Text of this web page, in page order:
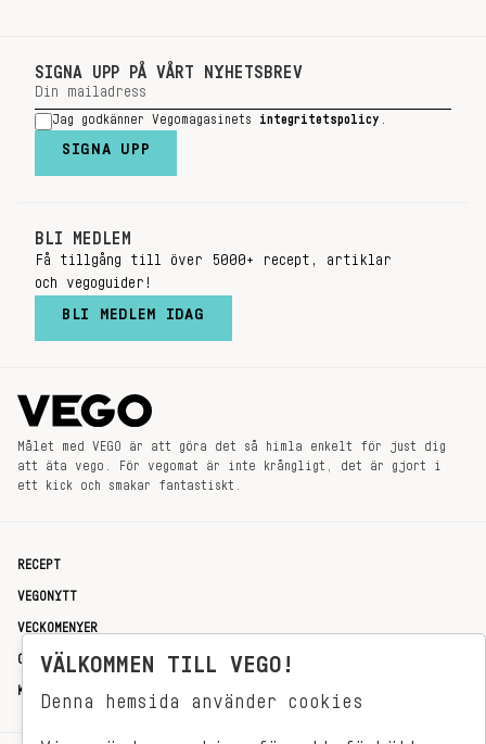
SIGNA UPP PÅ VÅRT NYHETSBREV
Jag godkänner Vegomagasinets integritetspolicy
SIGNA UPP
BLI MEDLEM
Få tillgång till över 5000+ recept, artiklar
och vegoguider!
BLI MEDLEM IDAG
Målet med VEGO är att göra det så himla enkelt för just dig
att äta vego. För vegomat är inte krångligt, det är gjort i
ett kick och smakar fantastiskt.
RECEPT
VEGONYTT
VECKOMENYER
OM OSS
KONTAKT
VÄLKOMMEN TILL VEGO!
Denna hemsida använder cookies